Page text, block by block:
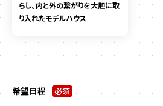
らし。内と外の繋がりを大胆に取
り入れたモデルハウス
希望日程 必須